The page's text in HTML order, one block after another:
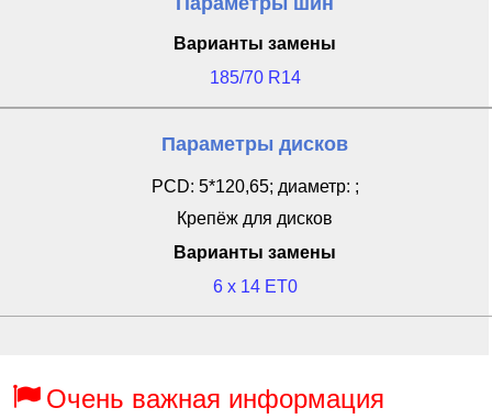
Варианты замены
185/70 R14
Параметры дисков
PCD: 5*120,65; диаметр: ;
Крепёж для дисков
Варианты замены
6 x 14 ET0
Очень важная информация